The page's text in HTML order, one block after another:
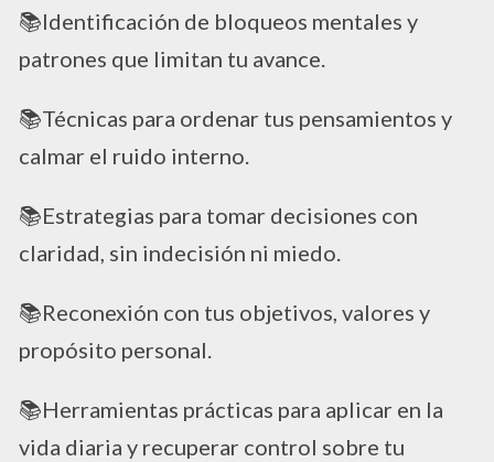
📚Identificación de bloqueos mentales y
patrones que limitan tu avance.
📚Técnicas para ordenar tus pensamientos y
calmar el ruido interno.
📚Estrategias para tomar decisiones con
claridad, sin indecisión ni miedo.
📚Reconexión con tus objetivos, valores y
propósito personal.
📚Herramientas prácticas para aplicar en la
vida diaria y recuperar control sobre tu